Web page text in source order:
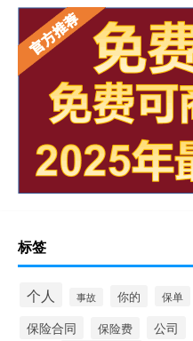
标签
个人 事故 你的 保单
保险合同 保险费 公司